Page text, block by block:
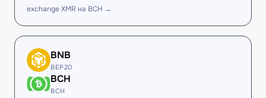
exchange XMR на BCH →
BNB
BEP20
BCH
BCH